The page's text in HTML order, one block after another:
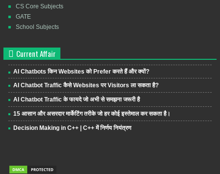
CS Core Subjects
GATE
School Subjects
Current Affair
AI Chatbots किन Websites को Prefer करते हैं और क्यों?
AI Chatbot Traffic कैसे Websites पर Visitors ला सकता है?
AI Chatbot Traffic के फायदे जो अभी से समझना जरूरी है
15 आसान और असरदार मार्केटिंग तरीके जो हर कोई इस्तेमाल कर सकता है।
Decision Making in C++ | C++ में निर्णय नियंत्रण